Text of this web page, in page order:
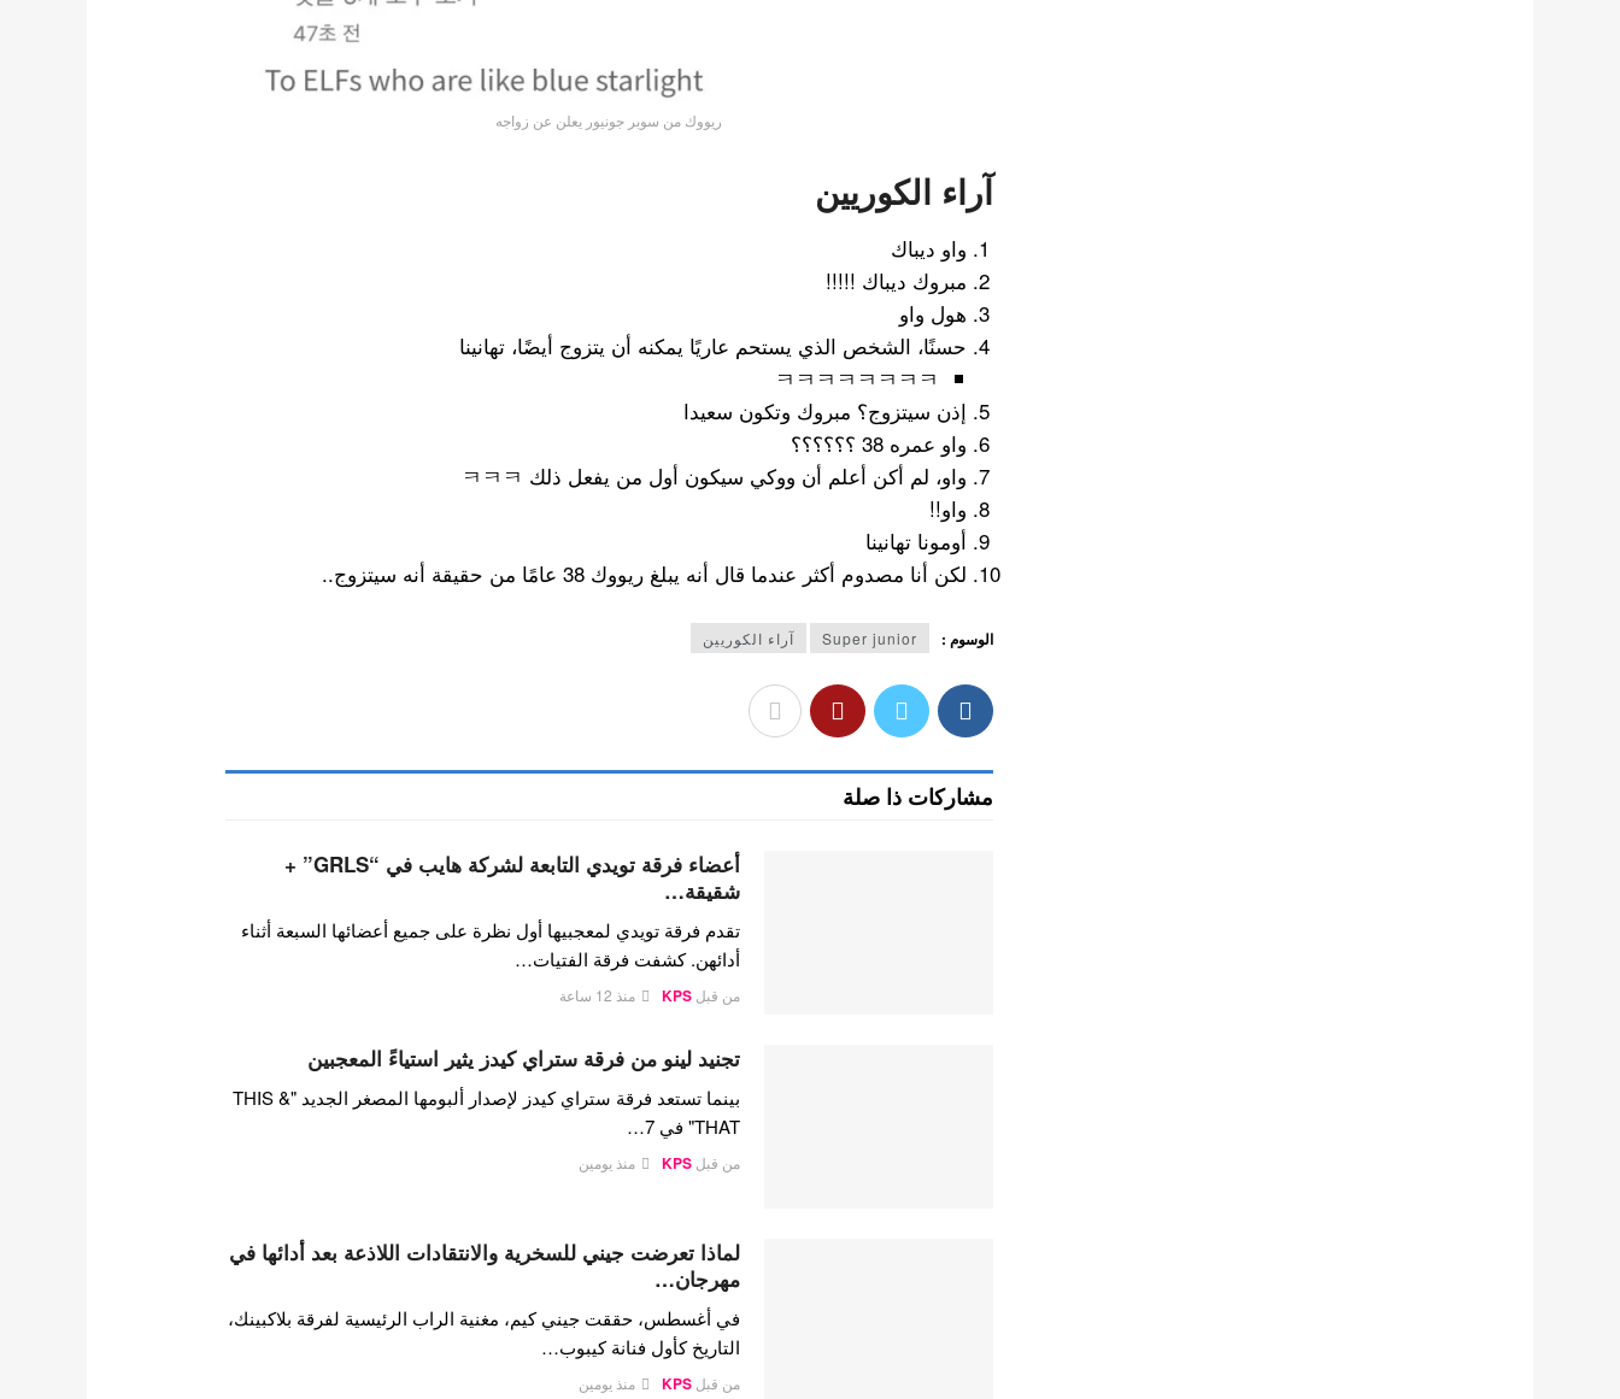
ريووك من سوبر جونيور يعلن عن زواجه
آراء الكوريين
واو ديباك
مبروك ديباك !!!!!
هول واو
حسنًا، الشخص الذي يستحم عاريًا يمكنه أن يتزوج أيضًا، تهانينا
ㅋㅋㅋㅋㅋㅋㅋㅋ
إذن سيتزوج؟ مبروك وتكون سعيدا
واو عمره 38 ؟؟؟؟؟؟
واو، لم أكن أعلم أن ووكي سيكون أول من يفعل ذلك ㅋㅋㅋ
واو!!
أومونا تهانينا
لكن أنا مصدوم أكثر عندما قال أنه يبلغ ريووك 38 عامًا من حقيقة أنه سيتزوج..
الوسوم : Super junior آراء الكوريين
مشاركات ذا صلة
أعضاء فرقة تويدي التابعة لشركة هايب في “GRLS” +
شقيقة…
تقدم فرقة تويدي لمعجبيها أول نظرة على جميع أعضائها السبعة أثناء
أدائهن. كشفت فرقة الفتيات…
من قبلKPS منذ 12 ساعة
تجنيد لينو من فرقة ستراي كيدز يثير استياءً المعجبين
بينما تستعد فرقة ستراي كيدز لإصدار ألبومها المصغر الجديد "THIS &
THAT" في 7…
من قبلKPS منذ يومين
لماذا تعرضت جيني للسخرية والانتقادات اللاذعة بعد أدائها في
مهرجان…
في أغسطس، حققت جيني كيم، مغنية الراب الرئيسية لفرقة بلاكبينك،
التاريخ كأول فنانة كيبوب…
من قبلKPS منذ يومين